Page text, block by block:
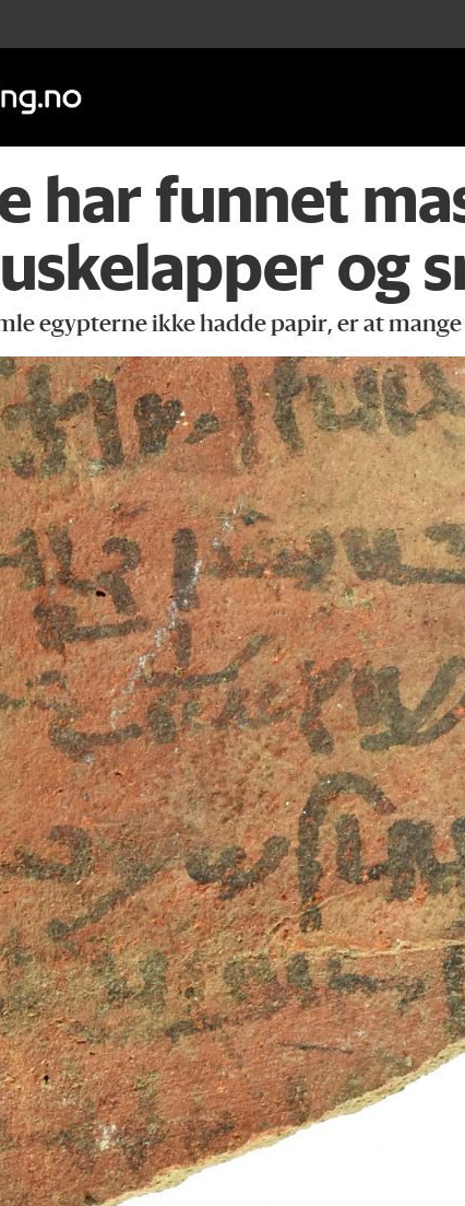
har funnet
og
egypterne ikke hadde papir, er at